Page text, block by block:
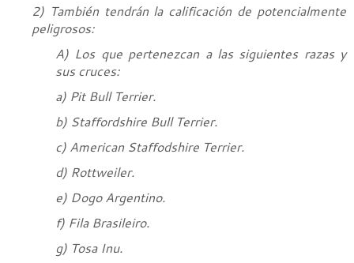
2) También tendrán la calificación de potencialmente
peligrosos:
A) Los que pertenezcan a las siguientes razas y
sus cruces:
a) Pit Bull Terrier.
b) Staffordshire Bull Terrier.
c) American Staffodshire Terrier.
d) Rottweiler.
e) Dogo Argentino.
f) Fila Brasileiro.
g) Tosa Inu.